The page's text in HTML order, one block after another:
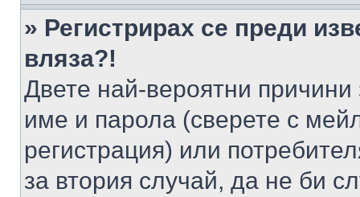
» Регистрирах се преди
вляза?!
Двете най-вероятни
име и парола (сверете с
регистрация) или
за втория случай, да не би